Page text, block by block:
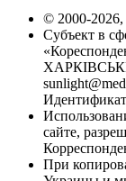
© 2000-2026,
Субъект в
сайте,
При